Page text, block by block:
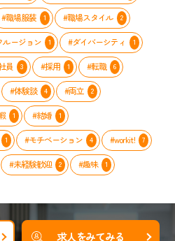
#職場服装 1 #職場スタイル 2
ルージョン 1 #ダイバーシティ 1
員 3 #採用 1 #転職 6
#体験談 4 #両立 2
1 #結婚 1
1 #モチベーション 4 #workit! 7
#未経験歓迎 2 #趣味 1
求人をみてみる